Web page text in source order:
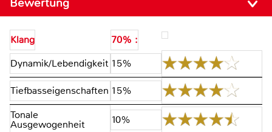
Klang
70% :
Dynamik/Lebendigkeit 15%
Tiefbasseigenschaften 15%
Tonale
Ausgewogenheit 10%